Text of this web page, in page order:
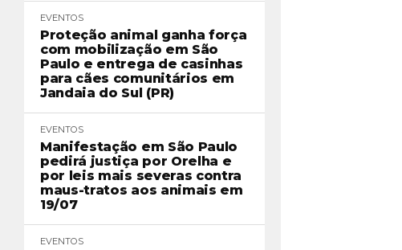
EVENTOS
Proteção animal ganha força
com mobilização em São
Paulo e entrega de casinhas
para cães comunitários em
Jandaia do Sul (PR)
EVENTOS
Manifestação em São Paulo
pedirá justiça por Orelha e
por leis mais severas contra
maus-tratos aos animais em
19/07
EVENTOS